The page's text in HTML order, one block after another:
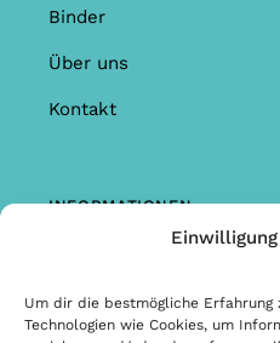
Um dir die bestmögliche Erfahrung
Technologien wie Cookies, um
Binder
Über uns
Kontakt
INFORMATIONEN
Garantie & Reklamationen